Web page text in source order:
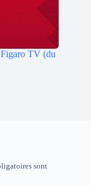
TV (du
sont